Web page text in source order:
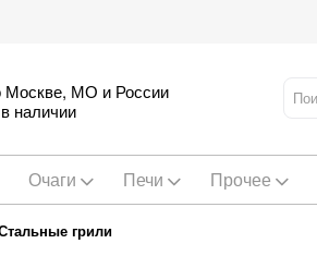
Москве, МО и России
наличии
Очаги Печи Прочее
грили